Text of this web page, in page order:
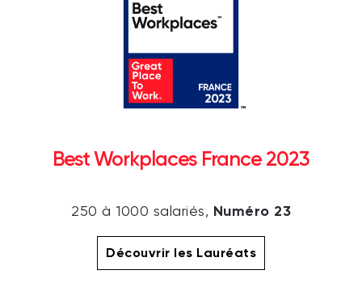
Best Workplaces France 2023
250 à 1000 salariés, Numéro 23
Découvrir les Lauréats